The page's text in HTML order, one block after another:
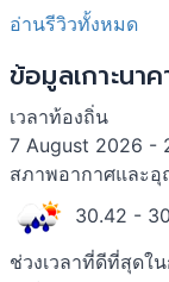
อ่านรีวิวทั้งหมด
ข้อมูลเกาะนา
เวลาท้องถิ่น
7 August 2026 -
สภาพอากาศและ
30.42 -
ช่วงเวลาที่ดีที่สุดใ